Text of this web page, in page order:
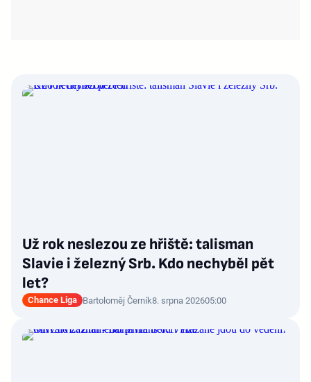
Už rok neslezou ze hřiště: talisman
Slavie i železný Srb. Kdo nechyběl pět
let?
Chance Liga Bartoloměj Černík8. srpna 202605:00